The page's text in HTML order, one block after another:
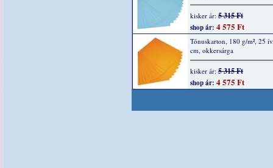
kisker ár: 5 315 Ft
shop ár: 4 575 Ft
Tónuskarton, 180 g/m², 25
cm, okkersárga
kisker ár: 5 315 Ft
shop ár: 4 575 Ft